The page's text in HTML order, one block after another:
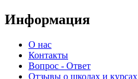
Информация
О нас
Контакты
Вопрос - Ответ
Отзывы о школах и курсах